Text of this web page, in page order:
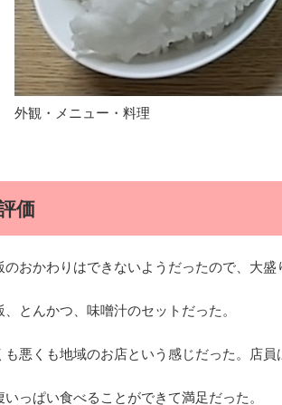
外観・メニュー・料理
価
のおかわりはできないようだったので、大
、とんかつ、味噌汁のセットだった。
も悪くも地域のお店という感じだった。店
いっぱい食べることができて満足だった。